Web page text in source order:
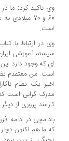
تاکید کرد: ما در
60 و 70 میلادی به
در ارتباط با کتاب نیز
آموزشی ایران از
که وجود دارد این است
یک نظام ناکارآمد
گرایی است که ضد
پروری از دیگر
در ادامه افزود:
ما هم اکنون دچار